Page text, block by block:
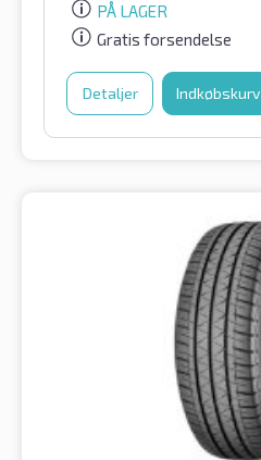
PÅ LAGER
Gratis forsendelse
Detaljer Indkøbskurv